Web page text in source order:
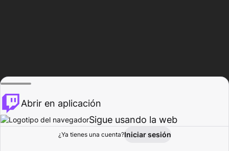
Explorar Actividad
Abrir en aplicación
Sigue usando la web
¿Ya tienes una cuenta?Iniciar sesión